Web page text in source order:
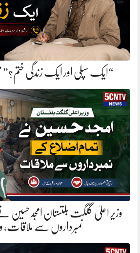
“ایک سپلی اور ایک زندگی ختم؟”
وزیر اعلیٰ گلگت بلتستان امجد
نمبرداروں سے ملاقات،